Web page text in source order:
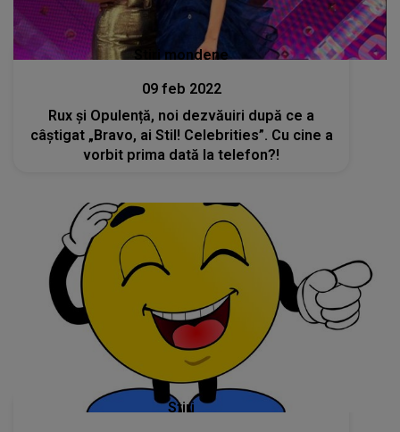
Stiri mondene
09 feb 2022
Rux și Opulență, noi dezvăuiri după ce a
câștigat „Bravo, ai Stil! Celebrities”. Cu cine a
vorbit prima dată la telefon?!
Stiri